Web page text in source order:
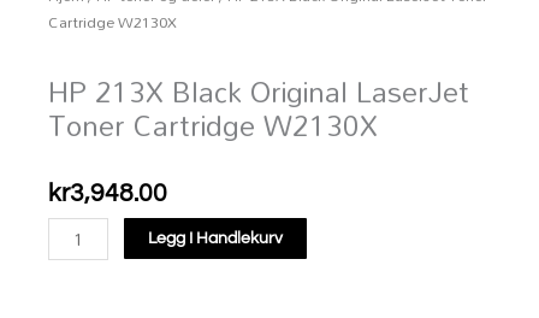
Cartridge W2130X
HP 213X Black Original LaserJet
Toner Cartridge W2130X
kr3,948.00
HP
213X
Legg I Handlekurv